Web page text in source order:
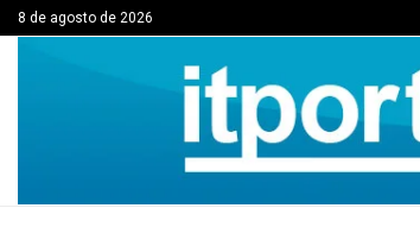
8 de agosto de 2026